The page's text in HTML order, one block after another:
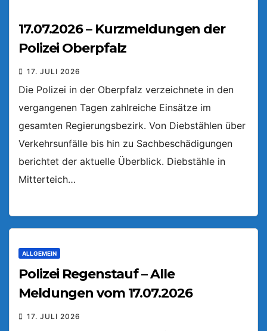
17.07.2026 – Kurzmeldungen der
Polizei Oberpfalz
17. JULI 2026
Die Polizei in der Oberpfalz verzeichnete in den
vergangenen Tagen zahlreiche Einsätze im
gesamten Regierungsbezirk. Von Diebstählen über
Verkehrsunfälle bis hin zu Sachbeschädigungen
berichtet der aktuelle Überblick. Diebstähle in
Mitterteich…
ALLGEMEIN
Polizei Regenstauf – Alle
Meldungen vom 17.07.2026
17. JULI 2026